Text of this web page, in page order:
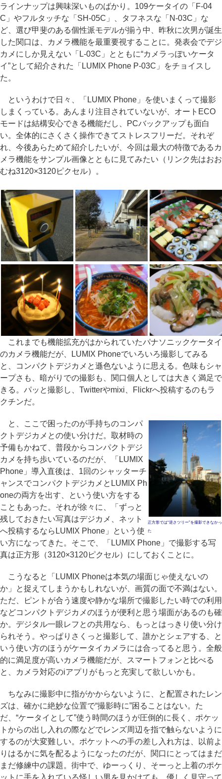
ラインナップは興味深いものばかり。109ケータイの「F-04
C」やフルタッチな「SH-05C」、タフネスな「N-03C」な
ど、選び甲斐のある個性派モデルが揃う中、昨秋に次男が誕生
した関口は、カメラ機能を最重要視することに。発表会でデジ
カメにしか見えない「L-03C」とともに“カメラっぽいケータ
イ”として紹介された「LUMIX Phone P-03C」をチョイスし
た。
というわけで日々、「LUMIX Phone」を使いまくって撮影
しまくっている。あんまり注目されていないが、オートECO
モードは結構安心できる機能だし、PCバックアップも面白
い。全体的にさくさく操作できてストレスフリーだ。それぞ
れ、今後あらためて紹介したいが、今回は最大の特徴であるカ
メラ機能をサンプル画像とともに見てみたい（リンク先はおお
むね3120×3120ピクセル）。
これまでも機能拡充がはかられていたパナソニックケータイ
のカメラ機能だが、LUMIX Phoneでいろいろ撮影してみる
と、コンパクトデジカメと遜色ないように思える。色味もシャ
ープさも、暗がりでの撮影も、関口個人としては大きく満足で
きる。パッと撮影し、Twitterやmixi、Flickrへ投稿するのもラ
クチンだ。
正方形では“逆さツリー”を撮影できなかっ
た
と、ここで困ったのが手持ちのコンパ
クトデジカメとの使い分けだ。取材時の
予備もかねて、普段からコンパクトデジ
カメを持ち歩いているのだが、「LUMIX
Phone」導入直後は、1回のシャッターチ
ャンスでコンパクトデジカメとLUMIX Ph
oneの両方を出す、という使い方をする
こともあった。それが徐々に、「ずっと
残しておきたい写真はデジカメ、ネット
へ投稿するならLUMIX Phone」という使
い方になってきた。そこで、「LUMIX Phone」で撮影する写
真は正方形（3120×3120ピクセル）にしておくことに。
こうなると「LUMIX Phoneは本気の場面じゃ使えないの
か」と捉えてしまうかもしれないが、画質の面で不満はない。
ただ、ピントが合う速度や静かな場所で撮影したい時での利用
などコンパクトデジカメのほうが便利と思う場面があるのも確
か。デジタル一眼レフとの共用なら、もっとはっきり使い分け
られそう。やっぱりさくっと撮影して、誰かとシェアする、と
いう使い方のほうがケータイカメラには合ってると思う。全般
的に満足度が高いカメラ機能だが、スマートフォンと比べる
と、カメラ対応のiアプリがもっと充実して欲しいかも。
ちなみに撮影中に指がかからないように、と配置されたレン
ズは、確かに絶妙な位置で“撮影時に”困ることはない。た
だ、“ケータイとして”使う時間のほうが圧倒的に長く、ポケッ
トからの出し入れの際などでレンズ周辺を指で触らないように
するのが大変難しい。ポケットへの手の差し入れ方は、以前よ
りはるかに気を配るようになったのだが、関口にとってはまだ
まだ修練中の課題。街中で、ゆーっくり、そーっと上着のポケ
ットに手を入れている怪しい男を見かけても、優しく見守って